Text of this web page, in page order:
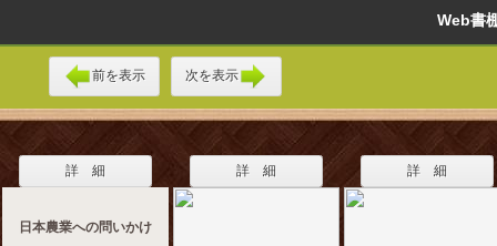
Web
前を表示 次を表示
詳 細
日本農業への問いかけ
詳 細 詳 細